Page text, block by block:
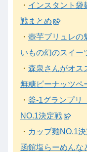
・ インスタント袋
戦まとめ
・ 壺芋ブリュレの
いもの幻のスイー
・ 森泉さんがオス
無糖ピーナッツペ
・ 釜-1グランプリ
NO.1決定戦
・ カップ麺NO.1
函館塩らーめんな